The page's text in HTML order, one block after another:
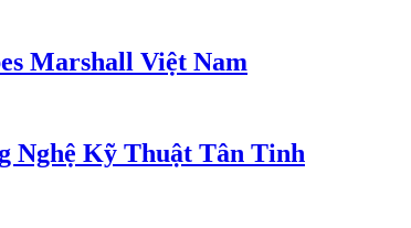
Marshall Việt Nam
Nghệ Kỹ Thuật Tân Tinh